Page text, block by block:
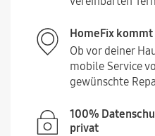
HomeFix
Ob vor deiner
mobile Service
gewünschte
100%
privat